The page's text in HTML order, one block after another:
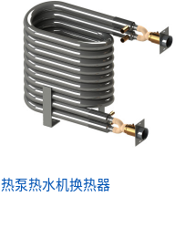
热泵热水机换热器